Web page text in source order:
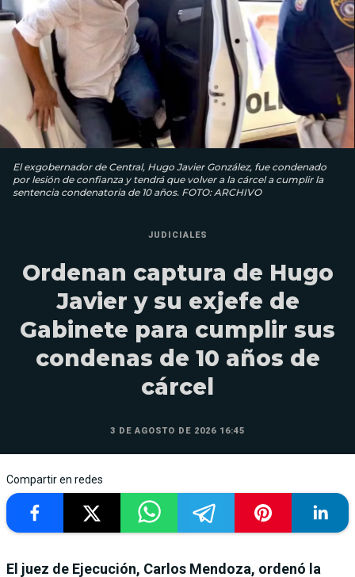
El exgobernador de Central, Hugo Javier González, fue condenado
por lesión de confianza y tendrá que volver a la cárcel a cumplir la
sentencia condenatoria de 10 años. FOTO: ARCHIVO
JUDICIALES
Ordenan captura de Hugo
Javier y su exjefe de
Gabinete para cumplir sus
condenas de 10 años de
cárcel
3 DE AGOSTO DE 2026 16:45
Compartir en redes
El juez de Ejecución, Carlos Mendoza, ordenó la